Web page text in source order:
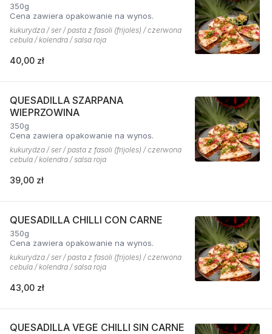
350g
Cena zawiera opakowanie na wynos.
kukurydza / ser / pasta z fasoli (frijoles) / czerwona
cebula / kolendra / salsa roja
40,00 zł
QUESADILLA SZARPANA
WIEPRZOWINA
350g
Cena zawiera opakowanie na wynos.
kukurydza / ser / pasta z fasoli (frijoles) / czerwona
cebula / kolendra / salsa roja
39,00 zł
QUESADILLA CHILLI CON CARNE
350g
Cena zawiera opakowanie na wynos.
kukurydza / ser / pasta z fasoli (frijoles) / czerwona
cebula / kolendra / salsa roja
43,00 zł
QUESADILLA VEGE CHILLI SIN CARNE